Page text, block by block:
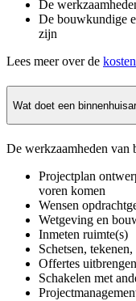
De
De bouwkundige
zijn
Lees meer over de
Wat doet een
De werkzaamheden van
Projectplan
voren komen
Wensen
Wetgeving en
Inmeten ruimte(s)
Schetsen,
Offertes uitbrengen
Schakelen met